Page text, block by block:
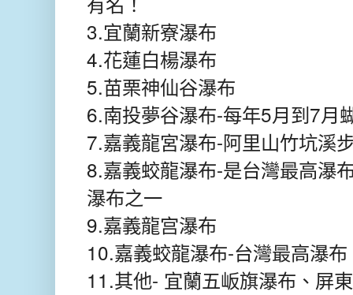
3.宜蘭新寮瀑布
4.花蓮白楊瀑布
5.苗栗神仙谷瀑布
6.南投夢谷瀑布-每年5月到7月
7.嘉義龍宮瀑布-阿里山竹坑溪
8.嘉義蛟龍瀑布-是台灣最高瀑
瀑布之一
9.嘉義龍宫瀑布
10.嘉義蛟龍瀑布-台灣最高瀑布
11.其他- 宜蘭五岅旗瀑布、屏